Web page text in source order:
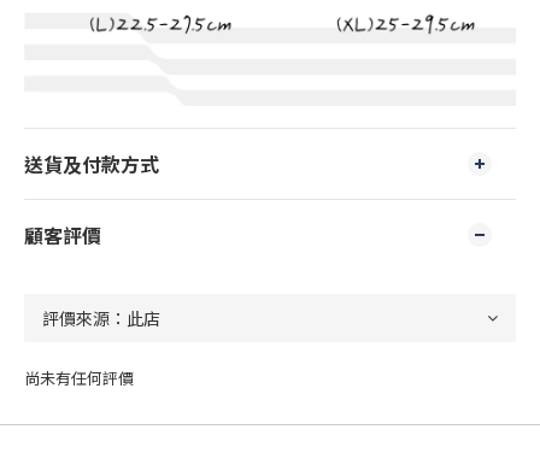
送貨及付款方式
顧客評價
尚未有任何評價